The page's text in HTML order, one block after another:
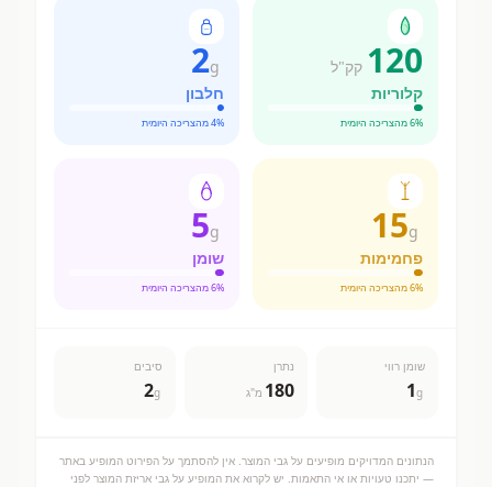
120 קק"ל
קלוריות
6% מהצריכה היומית
2g
חלבון
4% מהצריכה היומית
15g
פחמימות
6% מהצריכה היומית
5g
שומן
6% מהצריכה היומית
שומן רווי
1g
נתרן
180 מ"ג
סיבים
2g
הנתונים המדויקים מופיעים על גבי המוצר. אין להסתמך על הפירוט המופיע באתר
— יתכנו טעויות או אי התאמות. יש לקרוא את המופיע על גבי אריזת המוצר לפני